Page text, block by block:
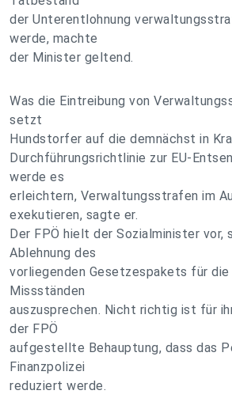
der Unterentlohnung
werde, machte
der Minister geltend.
Was die Eintreibung von
setzt
Hundstorfer auf die demnächst in
Durchführungsrichtlinie zur EU-
werde es
erleichtern, Verwaltungsstrafen im
exekutieren, sagte er.
Der FPÖ hielt der Sozialminister vor,
Ablehnung des
vorliegenden Gesetzespakets für die
Missständen
auszusprechen. Nicht richtig ist für
der FPÖ
aufgestellte Behauptung, dass das
Finanzpolizei
reduziert werde.